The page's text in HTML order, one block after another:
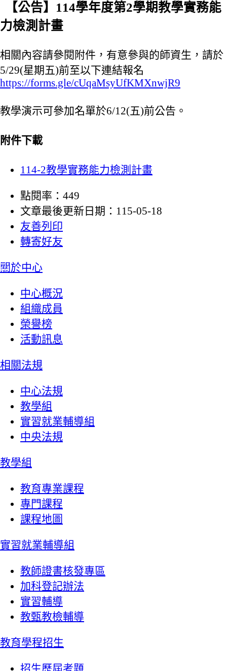
【公告】114學年度第2學期教學實務能
力檢測計畫
相關內容請參閱附件，有意參與的師資生，請於
5/29(星期五)前至以下連結報名​
https://forms.gle/cUqaMsyUfKMXnwjR9
教學演示可參加名單於6/12(五)前公告。
附件下載
114-2教學實務能力檢測計畫
點閱率：449
文章最後更新日期：115-05-18
友善列印
轉寄好友
:::
關於中心
中心概況
組織成員
榮譽榜
活動訊息
相關法規
中心法規
教學組
實習就業輔導組
中央法規
教學組
教育專業課程
專門課程
課程地圖
實習就業輔導組
教師證書核發專區
加科登記辦法
實習輔導
教甄教檢輔導
教育學程招生
招生歷屆考題